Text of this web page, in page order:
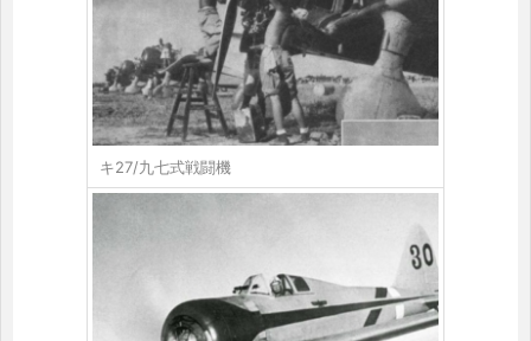
キ27/九七式戦闘機